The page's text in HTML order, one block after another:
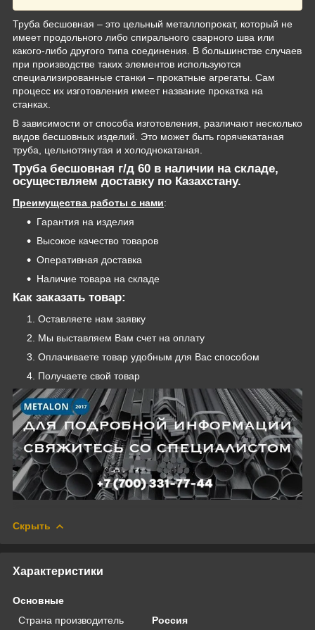
Труба бесшовная – это цельный металлопрокат, который не
имеет продольного либо спирального сварного шва или
какого-либо другого типа соединения. В большинстве случаев
при производстве таких элементов используются
специализированные станки – прокатные агрегаты. Сам
процесс их изготовления имеет название прокатка на
станках.
В зависимости от способа изготовления, различают несколько
видов бесшовных изделий. Это может быть горячекатаная
труба, цельнотянутая и холоднокатаная.
Труба бесшовная г/д 60 в наличии на складе,
осуществляем доставку по Казахстану.
Преимущества работы с нами:
Гарантия на изделия
Высокое качество товаров
Оперативная доставка
Наличие товара на складе
Как заказать товар:
Оставляете нам заявку
Мы выставляем Вам счет на оплату
Оплачиваете товар удобным для Вас способом
Получаете свой товар
Скрыть
Характеристики
Основные
Страна производитель
Россия